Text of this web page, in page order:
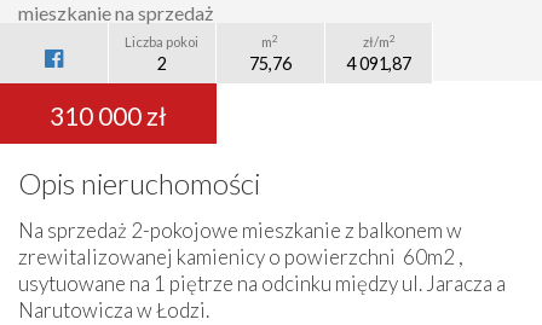
mieszkanie na sprzedaż
Liczba pokoi
2
m2
75,76
zł/m2
4 091,87
310 000 zł
Opis nieruchomości
Na sprzedaż 2-pokojowe mieszkanie z balkonem w
zrewitalizowanej kamienicy o powierzchni 60m2 ,
usytuowane na 1 piętrze na odcinku między ul. Jaracza a
Narutowicza wŁodzi.